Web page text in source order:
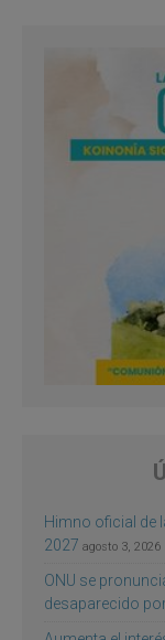
Himno oficial de
2027 agosto 3, 2026
ONU se
desaparecido